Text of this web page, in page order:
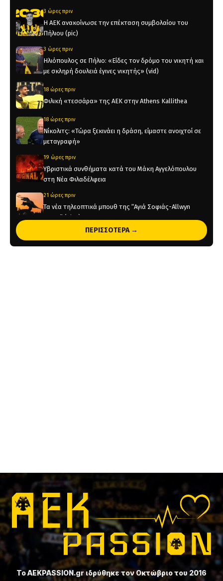
3 ώρες πριν
Η ΑΕΚ ανακοίνωσε την επέκταση συμβολαίου του
Πήλιου (pic)
3 ώρες πριν
Ηλιόπουλος σε Πήλιο: «Είδες τον δρόμο του νικητή και
με σκληρή δουλειά έγινες νικητής» (vid)
18 ώρες πριν
Φιλική «τεσσάρα» της ΑΕΚ στην Athens Kallithea
18 ώρες πριν
Νίκολιτς: «Τώρα ξεκινάει η δράση, είμαστε ανοιχτοί σε
μεταγραφή»
19 ώρες πριν
Υβριστικά συνθήματα κατά του Μάκη Αγγελόπουλου
στη Νέα Φιλαδέλφεια
21 ώρες πριν
Τα νέα τηλεοπτικά μπουθ της “Αγιά Σοφιάς-Allwyn
Arena” (pics)
Η ενδεκάδα της ΑΕΚ στο φιλικό με την Athens Kallithea
ΠΕΡΙΣΣΟΤΕΡΑ →
Το ⁦AEKPASSION.gr⁩ ιδρύθηκε τον Οκτώβριο του 2016